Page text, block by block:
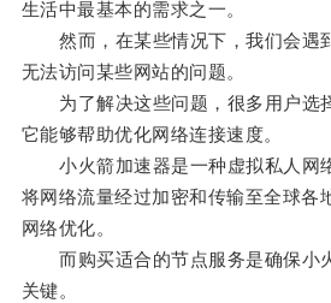
生活中最基本的需求之一。
然而，在某些情况下，我们会遇
无法访问某些网站的问题。
为了解决这些问题，很多用户选
它能够帮助优化网络连接速度。
小火箭加速器是一种虚拟私人网
将网络流量经过加密和传输至全球各
网络优化。
而购买适合的节点服务是确保小
关键。